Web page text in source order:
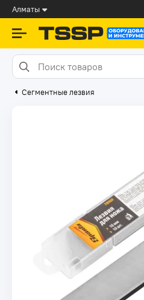
Алматы
Сегментные лезвия